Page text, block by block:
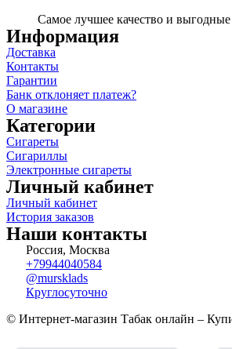
Самое лучшее качество и
Информация
Доставка
Контакты
Гарантии
Банк отклоняет платеж?
О магазине
Категории
Сигареты
Сигариллы
Электронные сигареты
Личный кабинет
Личный кабинет
История заказов
Наши контакты
Россия, Москва
+79944040584
@mursklads
Круглосуточно
© Интернет-магазин Табак онлайн –